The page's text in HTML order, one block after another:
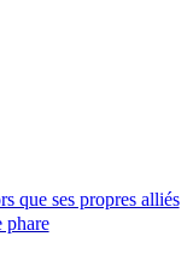
que ses propres alliés
phare